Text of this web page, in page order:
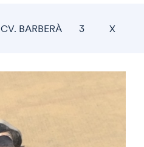
CV. BARBERÀ 3 X